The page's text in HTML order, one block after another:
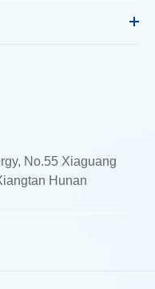
No.55 Xiaguang
Hunan